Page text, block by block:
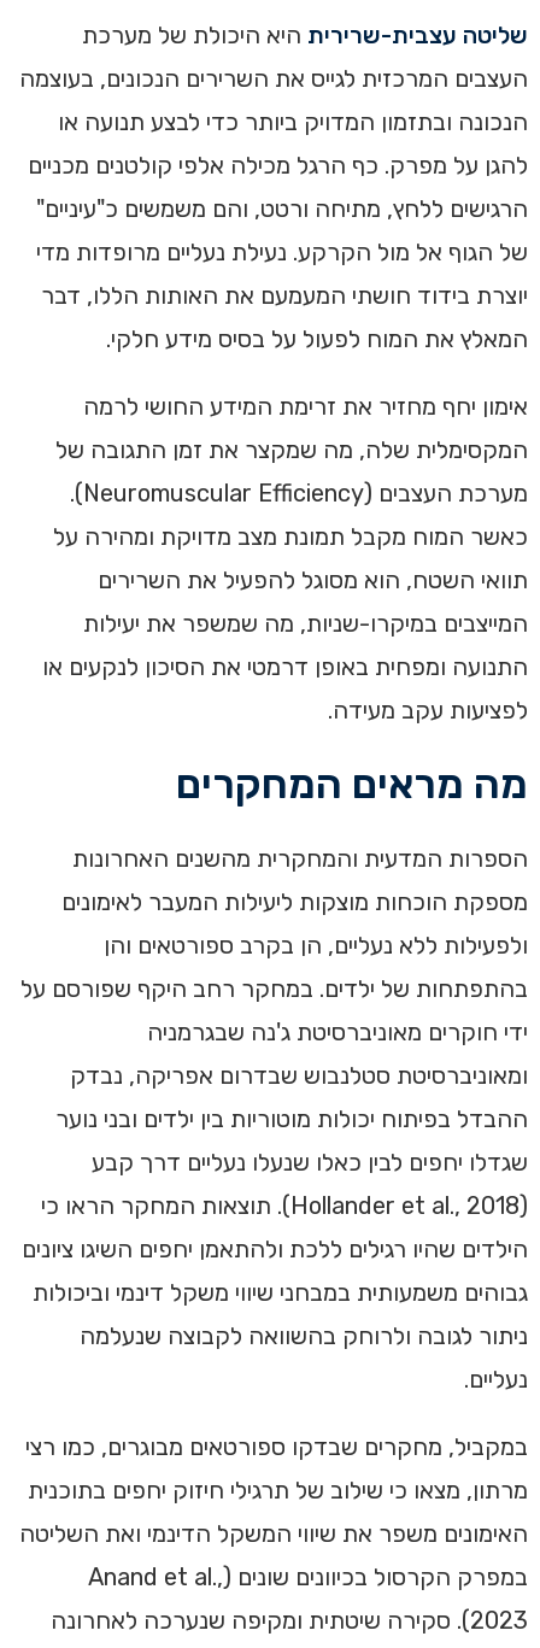
שליטה עצבית-שרירית היא היכולת של מערכת
העצבים המרכזית לגייס את השרירים הנכונים, בעוצמה
הנכונה ובתזמון המדויק ביותר כדי לבצע תנועה או
להגן על מפרק. כף הרגל מכילה אלפי קולטנים מכניים
הרגישים ללחץ, מתיחה ורטט, והם משמשים כ"עיניים"
של הגוף אל מול הקרקע. נעילת נעליים מרופדות מדי
יוצרת בידוד חושתי המעמעם את האותות הללו, דבר
המאלץ את המוח לפעול על בסיס מידע חלקי.
אימון יחף מחזיר את זרימת המידע החושי לרמה
המקסימלית שלה, מה שמקצר את זמן התגובה של
מערכת העצבים (Neuromuscular Efficiency).
כאשר המוח מקבל תמונת מצב מדויקת ומהירה על
תוואי השטח, הוא מסוגל להפעיל את השרירים
המייצבים במיקרו-שניות, מה שמשפר את יעילות
התנועה ומפחית באופן דרמטי את הסיכון לנקעים או
לפציעות עקב מעידה.
מה מראים המחקרים
הספרות המדעית והמחקרית מהשנים האחרונות
מספקת הוכחות מוצקות ליעילות המעבר לאימונים
ולפעילות ללא נעליים, הן בקרב ספורטאים והן
בהתפתחות של ילדים. במחקר רחב היקף שפורסם על
ידי חוקרים מאוניברסיטת ג'נה שבגרמניה
ומאוניברסיטת סטלנבוש שבדרום אפריקה, נבדק
ההבדל בפיתוח יכולות מוטוריות בין ילדים ובני נוער
שגדלו יחפים לבין כאלו שנעלו נעליים דרך קבע
(Hollander et al., 2018). תוצאות המחקר הראו כי
הילדים שהיו רגילים ללכת ולהתאמן יחפים השיגו ציונים
גבוהים משמעותית במבחני שיווי משקל דינמי וביכולות
ניתור לגובה ולרוחק בהשוואה לקבוצה שנעלמה
נעליים.
במקביל, מחקרים שבדקו ספורטאים מבוגרים, כמו רצי
מרתון, מצאו כי שילוב של תרגילי חיזוק יחפים בתוכנית
האימונים משפר את שיווי המשקל הדינמי ואת השליטה
במפרק הקרסול בכיוונים שונים (Anand et al.,
2023). סקירה שיטתית ומקיפה שנערכה לאחרונה